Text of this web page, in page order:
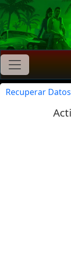
Recuperar Datos